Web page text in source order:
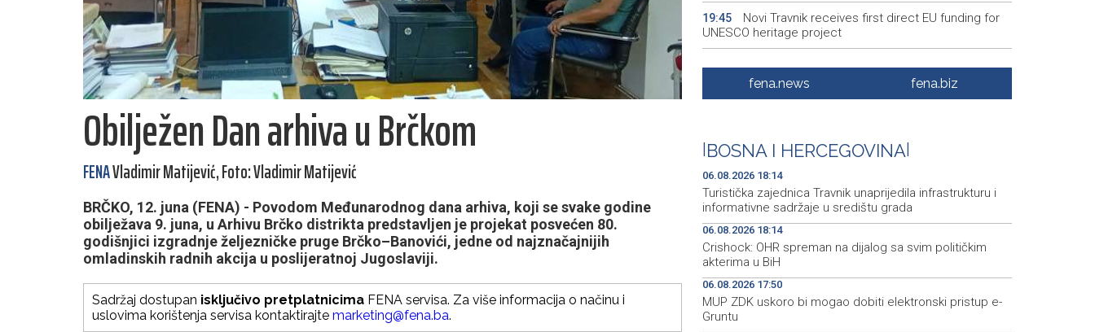
Obilježen Dan arhiva u Brčkom
FENAVladimir Matijević, Foto: Vladimir Matijević
BRČKO, 12. juna (FENA) - Povodom Međunarodnog dana arhiva, koji se svake godine
obilježava 9. juna, u Arhivu Brčko distrikta predstavljen je projekat posvećen 80.
godišnjici izgradnje željezničke pruge Brčko–Banovići, jedne od najznačajnijih
omladinskih radnih akcija u poslijeratnoj Jugoslaviji.
Sadržaj dostupan isključivo pretplatnicima FENA servisa. Za više informacija o načinu i
uslovima korištenja servisa kontaktirajte marketing@fena.ba.
19:45
Novi Travnik receives first direct EU funding for
UNESCO heritage project
Crishock: OHR maintains an open dialogue with
all political stakeholders in BiH
19:29
Španska krajnja ljevica i desnica ujedinjene protiv
Maroka kao suorganizatora SP 2030.
fena.news fena.biz
BOSNA I HERCEGOVINA
06.08.2026 18:14
Turistička zajednica Travnik unaprijedila infrastrukturu i
informativne sadržaje u središtu grada
06.08.2026 18:14
Crishock: OHR spreman na dijalog sa svim političkim
akterima u BiH
06.08.2026 17:50
MUP ZDK uskoro bi mogao dobiti elektronski pristup e-
Gruntu